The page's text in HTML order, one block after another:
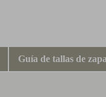
Guía de tallas de